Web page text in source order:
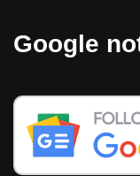
Google